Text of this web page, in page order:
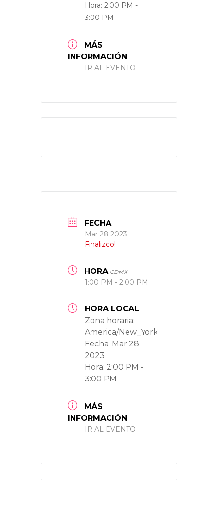
Hora: 2:00 PM -
3:00 PM
MÁS
INFORMACIÓN
IR AL EVENTO
FECHA
Mar 28 2023
Finalizdo!
HORA CDMX
1:00 PM - 2:00 PM
HORA LOCAL
Zona horaria:
America/New_York
Fecha: Mar 28
2023
Hora: 2:00 PM -
3:00 PM
MÁS
INFORMACIÓN
IR AL EVENTO